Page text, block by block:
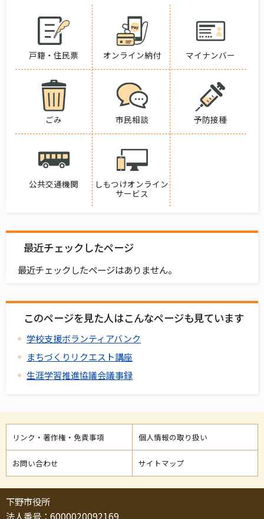
戸籍・住民票 オンライン納付 マイナンバー
ごみ 市民相談 予防接種
公共交通機関
しもつけオンライン
サービス
最近チェックしたページ
最近チェックしたページはありません。
このページを見た人はこんなページも見ています
学校支援ボランティアバンク
まちづくりリクエスト講座
生涯学習推進協議会議事録
リンク・著作権・免責事項 個人情報の取り扱い
お問い合わせ サイトマップ
下野市役所
法人番号：6000020092169